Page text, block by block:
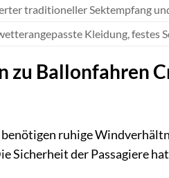
traditioneller Sektempfang
Kleidung, festes
zu Ballonfahren
ruhige
Sicherheit der Passagiere